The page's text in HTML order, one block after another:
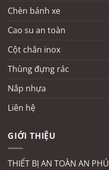
Chèn bánh xe
Cao su an toàn
Cột chắn inox
Thùng đựng rác
Nắp nhựa
Liên hệ
GIỚI THIỆU
THIẾT BỊ AN TOÀN AN PHÚ